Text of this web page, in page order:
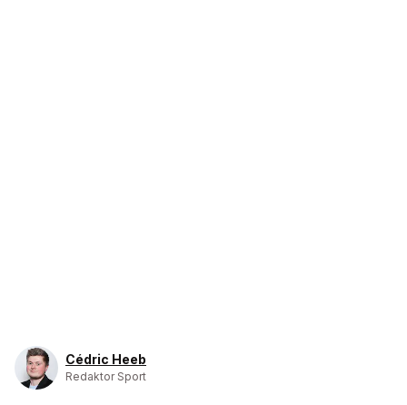
Cédric Heeb
Redaktor Sport